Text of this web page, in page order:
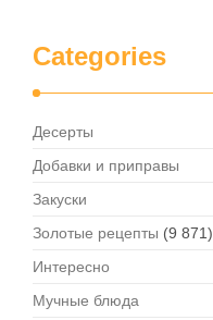
Categories
Десерты
Добавки и приправы
Закуски
Золотые рецепты (9 871)
Интересно
Мучные блюда